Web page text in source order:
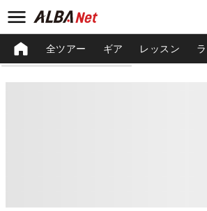
全ツアー ギア レッスン